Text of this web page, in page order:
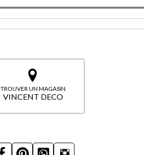
TROUVER UN MAGASIN
VINCENT DECO